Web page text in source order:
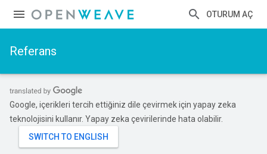
OTURUM AÇ
Referans
Google, içerikleri tercih ettiğiniz dile çevirmek için yapay zeka
teknolojisini kullanır. Yapay zeka çevirilerinde hata olabilir.